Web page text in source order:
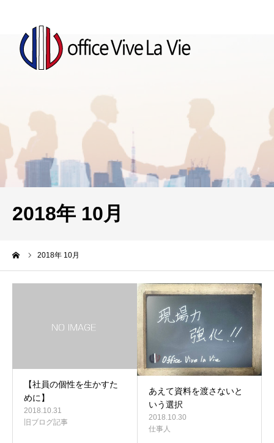
2018年 10月
2018年 10月
【社員の個性を生かすた
めに】
2018.10.31
旧ブログ記事
あえて資料を渡さないと
いう選択
2018.10.30
仕事人